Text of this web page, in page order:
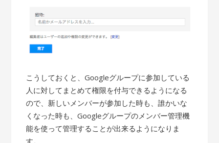
こうしておくと、Googleグループに参加している
人に対してまとめて権限を付与できるようになる
ので、新しいメンバーが参加した時も、誰かいな
くなった時も、Googleグループのメンバー管理機
能を使って管理することが出来るようになりま
す。